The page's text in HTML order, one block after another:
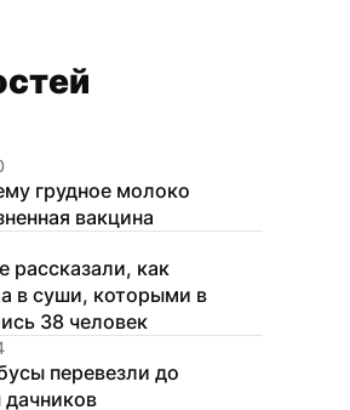
грудное молоко
вакцина
рассказали, как
в суши, которыми в
38 человек
перевезли до